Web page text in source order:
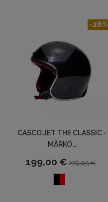
CASCO JET THE CLASSIC -
MÂRKÖ...
199,00 € 279,95 €
-28%